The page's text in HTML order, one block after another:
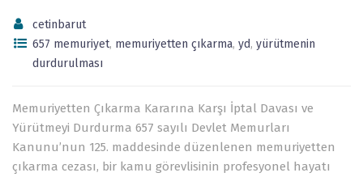
cetinbarut
657 memuriyet, memuriyetten çıkarma, yd, yürütmenin
durdurulması
Memuriyetten Çıkarma Kararına Karşı İptal Davası ve
Yürütmeyi Durdurma 657 sayılı Devlet Memurları
Kanunu’nun 125. maddesinde düzenlenen memuriyetten
çıkarma cezası, bir kamu görevlisinin profesyonel hayatı